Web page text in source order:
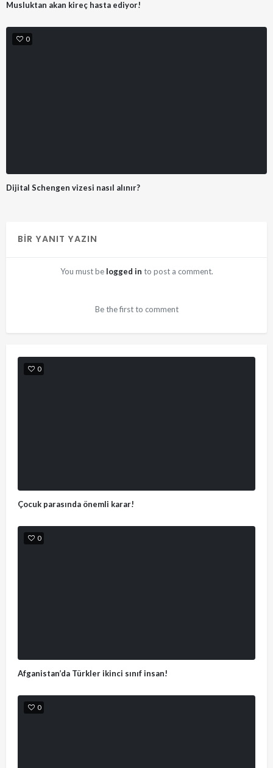
Musluktan akan kireç hasta ediyor!
0
Dijital Schengen vizesi nasıl alınır?
BIR YANIT YAZIN
You must be logged in to post a comment.
Be the first to comment
0
Çocuk parasında önemli karar!
0
Afganistan’da Türkler ikinci sınıf insan!
0